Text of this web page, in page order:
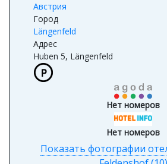
Страна
Австрия
Город
Längenfeld
Адрес
Huben 5, Längenfeld
Нет номеров
Нет номеров
Показать фотографии